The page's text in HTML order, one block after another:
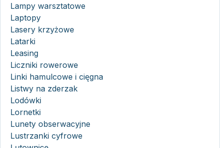
Lampy warsztatowe
Laptopy
Lasery krzyżowe
Latarki
Leasing
Liczniki rowerowe
Linki hamulcowe i cięgna
Listwy na zderzak
Lodówki
Lornetki
Lunety obserwacyjne
Lustrzanki cyfrowe